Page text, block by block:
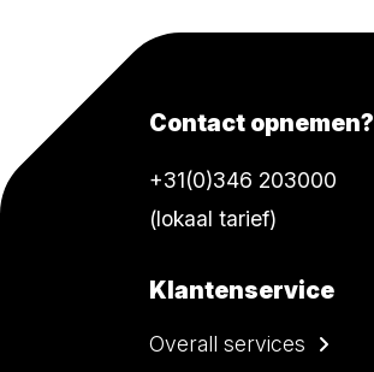
Contact opnemen?
+31(0)346 203000
(lokaal tarief)
Klantenservice
Overall services